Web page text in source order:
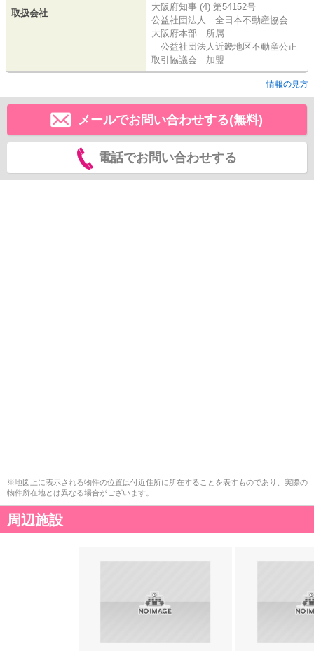
取扱会社
大阪府知事 (4) 第54152号
公益社団法人 全日本不動産協会
大阪府本部 所属
公益社団法人近畿地区不動産公正
取引協議会 加盟
情報の見方
メールでお問い合わせする(無料)
電話でお問い合わせする
※地図上に表示される物件の位置は付近住所に所在することを表すものであり、実際の
物件所在地とは異なる場合がございます。
周辺施設